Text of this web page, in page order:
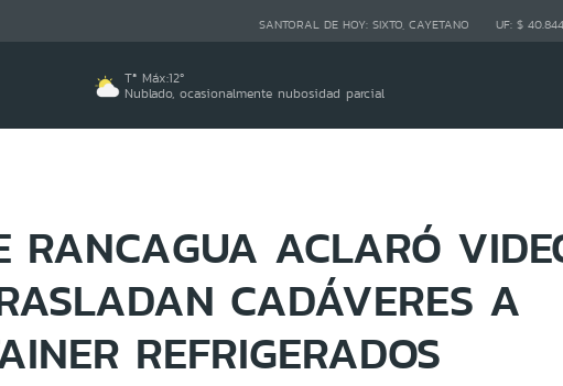
SANTORAL DE HOY: SIXTO, CAYETANO UF: $
Tª Máx:12º
Nublado, ocasionalmente nubosidad parcial
RANCAGUA ACLARÓ
CADÁVERES A
REFRIGERADOS